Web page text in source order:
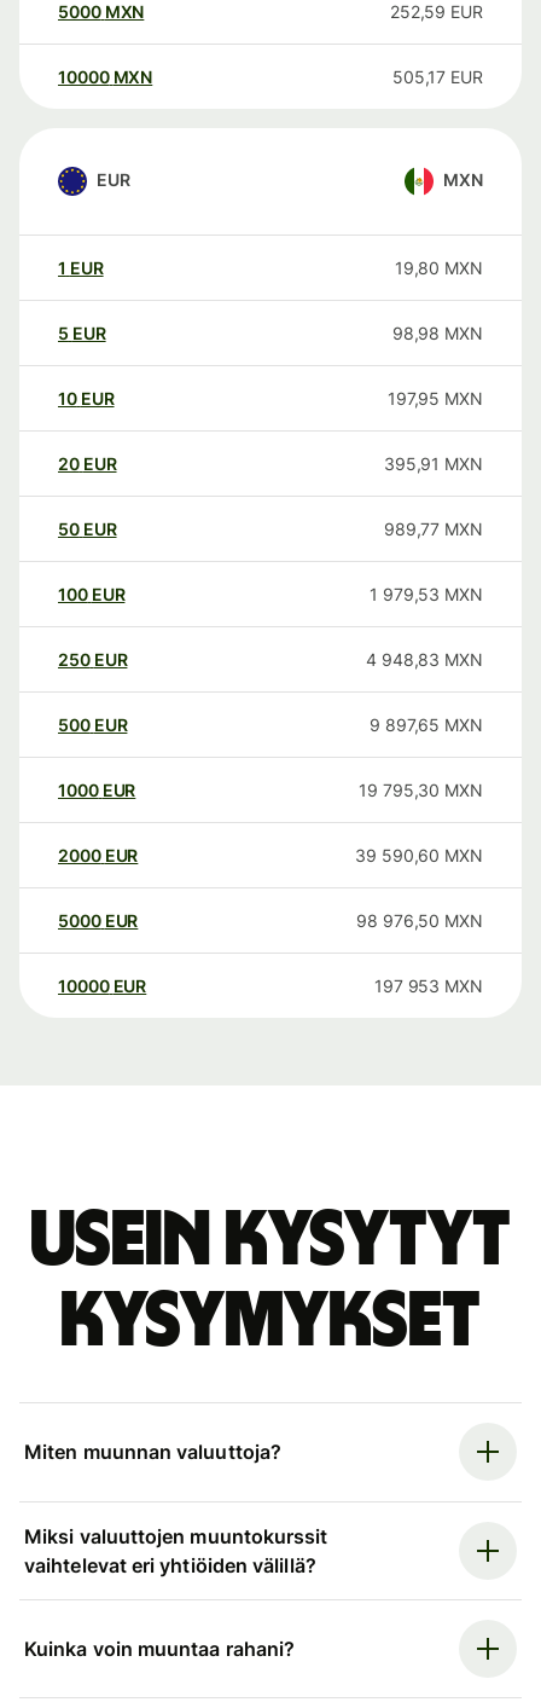
5000 MXN 252,59 EUR
10000 MXN 505,17 EUR
EUR MXN
1 EUR 19,80 MXN
5 EUR 98,98 MXN
10 EUR 197,95 MXN
20 EUR 395,91 MXN
50 EUR 989,77 MXN
100 EUR 1 979,53 MXN
250 EUR 4 948,83 MXN
500 EUR 9 897,65 MXN
1000 EUR 19 795,30 MXN
2000 EUR 39 590,60 MXN
5000 EUR 98 976,50 MXN
10000 EUR 197 953 MXN
Usein kysytyt
kysymykset
Miten muunnan valuuttoja?
Miksi valuuttojen muuntokurssit
vaihtelevat eri yhtiöiden välillä?
Kuinka voin muuntaa rahani?